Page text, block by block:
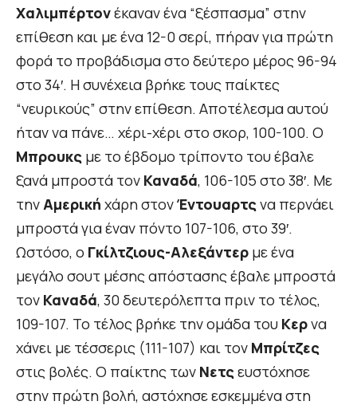
Χαλιμπέρτονέκαναν ένα “ξέσπασμα” στην
επίθεση και με ένα 12-0 σερί, πήραν για πρώτη
φορά το προβάδισμα στο δεύτερο μέρος 96-94
στο 34′. Η συνέχεια βρήκε τους παίκτες
“νευρικούς” στην επίθεση. Αποτέλεσμα αυτού
ήταν να πάνε… χέρι-χέρι στο σκορ, 100-100. Ο
Μπρουκς με το έβδομο τρίποντο του έβαλε
ξανά μπροστά τον Καναδά, 106-105 στο 38′. Με
τηνΑμερική χάρη στονΈντουαρτς να περνάει
μπροστά για έναν πόντο 107-106, στο 39′.
Ωστόσο, ο Γκίλτζιους-Αλεξάντερ με ένα
μεγάλο σουτ μέσης απόστασης έβαλε μπροστά
τον Καναδά, 30 δευτερόλεπτα πριν το τέλος,
109-107. Το τέλος βρήκε την ομάδα του Κερνα
χάνει με τέσσερις (111-107) και τον Μπρίτζες
στις βολές. Ο παίκτης των Νετς ευστόχησε
στην πρώτη βολή, αστόχησε εσκεμμένα στη